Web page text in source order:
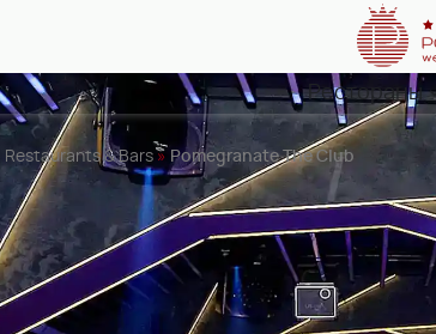
Рестораны
Restaurants & Bars » Pomegranate The Club